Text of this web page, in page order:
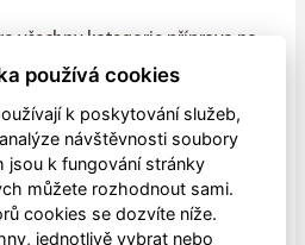
všechny kategorie příprava na
všechny naše mládežnické
sezónu 2026-2027, která bude
používá cookies
k poskytování služeb,
návštěvnosti soubory
jsou k fungování stránky
můžete rozhodnout sami.
cookies se dozvíte níže.
jednotlivě vybrat nebo